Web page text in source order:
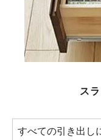
ス
すべての引き出し